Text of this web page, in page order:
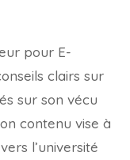
pour E-
clairs sur
sur son vécu
contenu vise à
l’université